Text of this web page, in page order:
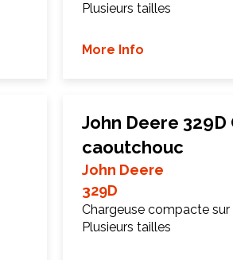
Plusieurs tailles
More Info
John Deere
caoutchouc
John Deere
329D
Chargeuse compacte sur
Plusieurs tailles